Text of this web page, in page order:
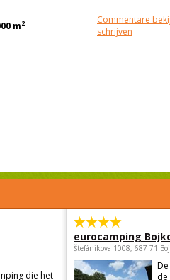
Commentare
schrijven
m2
die het
eurocamping
Štefánikova 1008, 687 71
de